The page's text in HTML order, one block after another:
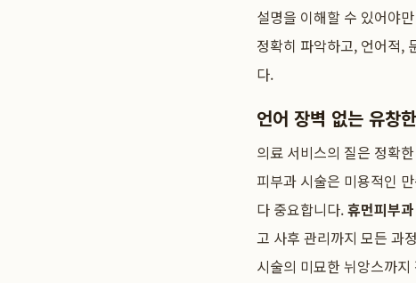
설명을 이해할 수 있어야
정확히 파악하고, 언어적,
다.
언어 장벽 없는 유창
의료 서비스의 질은 정확
피부과 시술은 미용적인
다 중요합니다.휴먼피부
고 사후 관리까지 모든 과
시술의 미묘한 뉘앙스까